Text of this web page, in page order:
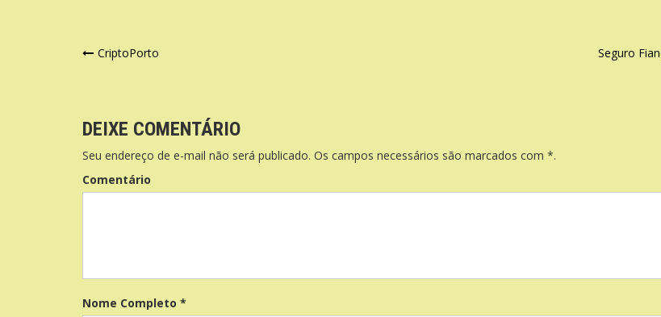
Navegação
CriptoPorto Seguro
DEIXE COMENTÁRIO
Seu endereço de e-mail não será publicado. Os campos necessários são marcados com *.
Comentário
Nome Completo *